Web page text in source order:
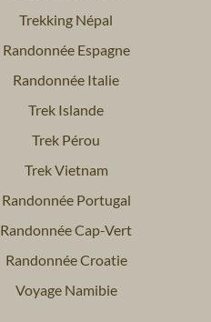
Trekking Népal
Randonnée Espagne
Randonnée Italie
Trek Islande
Trek Pérou
Trek Vietnam
Randonnée Portugal
Randonnée Cap-Vert
Randonnée Croatie
Voyage Namibie